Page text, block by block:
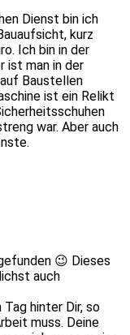
Dienst bin ich
kurz
Ich bin in der
ist man in der
Baustellen
ist ein Relikt
war. Aber auch
😉 Dieses
auch
hinter Dir, so
muss. Deine